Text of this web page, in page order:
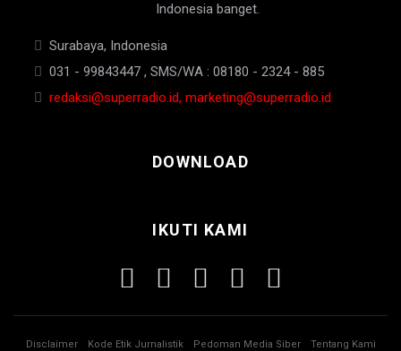
Indonesia banget.
Surabaya, Indonesia
031 - 99843447 , SMS/WA : 08180 - 2324 - 885
redaksi@superradio.id, marketing@superradio.id
DOWNLOAD
IKUTI KAMI
Disclaimer Kode Etik Jurnalistik Pedoman Media Siber Tentang Kami